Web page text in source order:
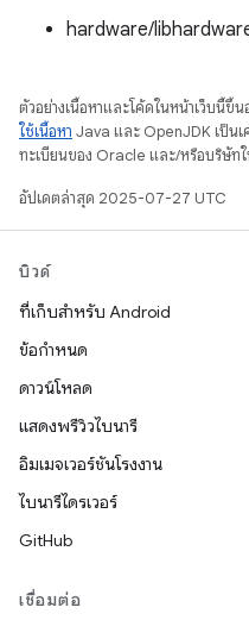
hardware/
ตัวอย่างเนื้อหาและโค้ดในหน้าเว็บนี้ขึ้
ใช้เนื้อหา Java และ OpenJDK เป็นเ
ทะเบียนของ Oracle และ/หรือบริษัทใ
อัปเดตล่าสุด 2025-07-27 UTC
บิวด์
ที่เก็บสำหรับ Android
ข้อกำหนด
ดาวน์โหลด
แสดงพรีวิวไบนารี
อิมเมจเวอร์ชันโรงงาน
ไบนารีไดรเวอร์
GitHub
เชื่อมต่อ